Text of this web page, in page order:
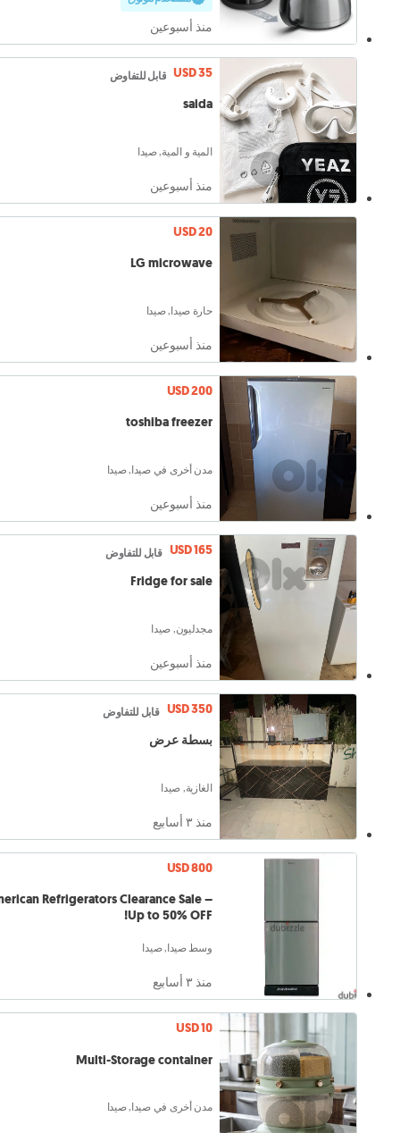
منذ أسبوعين
USD 35 قابل للتفاوض
saida
المية و المية, صيدا
منذ أسبوعين
USD 20
LG microwave
حارة صيدا, صيدا
منذ أسبوعين
USD 200
toshiba freezer
مدن أخرى في صيدا, صيدا
منذ أسبوعين
USD 165 قابل للتفاوض
Fridge for sale
مجدليون, صيدا
منذ أسبوعين
USD 350 قابل للتفاوض
بسطة عرض
الغازية, صيدا
منذ ٣ أسابيع
USD 800
Refrigerators Clearance Sale –
Up to 50% OFF!
وسط صيدا, صيدا
منذ ٣ أسابيع
USD 10
Multi-Storage container
مدن أخرى في صيدا, صيدا